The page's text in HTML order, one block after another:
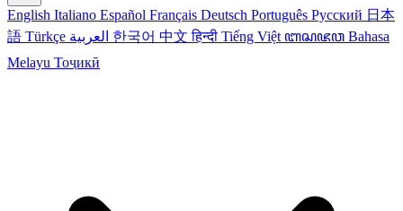
English Italiano Español Français Deutsch Português Русский 日本
語 Türkçe 한국어 中文हिन्दी Tiếng Việt ꦧꦱꦗꦮ Bahasa
Melayu Тоҷикӣ